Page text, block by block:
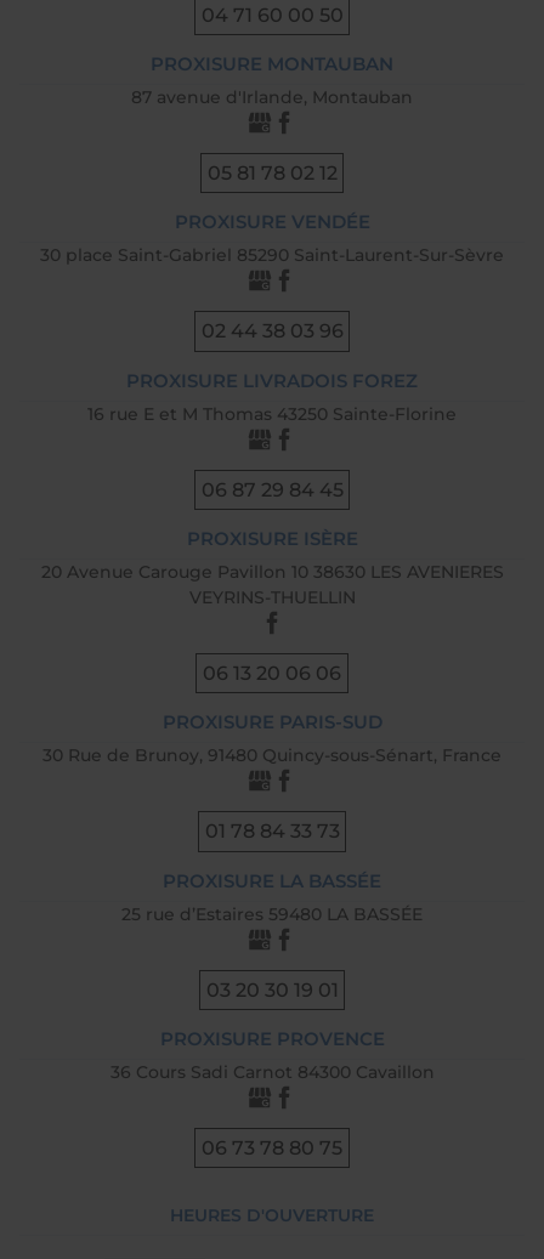
04 71 60 00 50
PROXISURE MONTAUBAN
87 avenue d'Irlande, Montauban
05 81 78 02 12
PROXISURE VENDÉE
30 place Saint-Gabriel 85290 Saint-Laurent-Sur-Sèvre
02 44 38 03 96
PROXISURE LIVRADOIS FOREZ
16 rue E et M Thomas 43250 Sainte-Florine
06 87 29 84 45
PROXISURE ISÈRE
20 Avenue Carouge Pavillon 10 38630 LES AVENIERES
VEYRINS-THUELLIN
06 13 20 06 06
PROXISURE PARIS-SUD
30 Rue de Brunoy, 91480 Quincy-sous-Sénart, France
01 78 84 33 73
PROXISURE LA BASSÉE
25 rue d’Estaires 59480 LA BASSÉE
03 20 30 19 01
PROXISURE PROVENCE
36 Cours Sadi Carnot 84300 Cavaillon
06 73 78 80 75
HEURES D'OUVERTURE